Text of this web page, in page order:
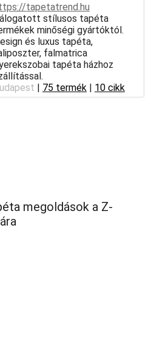
tapetatrend.hu
stílusos tapéta
minőségi gyártóktól.
és luxus tapéta,
falmatrica
tapéta házhoz
| 75 termék | 10 cikk
megoldások a Z-